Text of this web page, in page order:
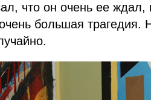
что он очень ее
большая трагедия.